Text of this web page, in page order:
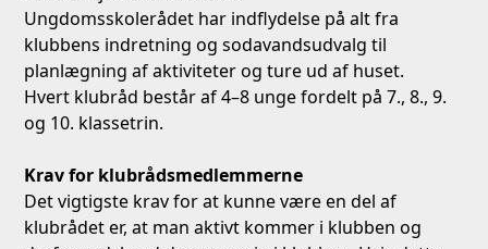
Ungdomsskolerådet har indflydelse på alt fra
klubbens indretning og sodavandsudvalg til
planlægning af aktiviteter og ture ud af huset.
Hvert klubråd består af 4–8 unge fordelt på 7., 8., 9.
og 10. klassetrin.
Krav for klubrådsmedlemmerne
Det vigtigste krav for at kunne være en del af
klubrådet er, at man aktivt kommer i klubben og